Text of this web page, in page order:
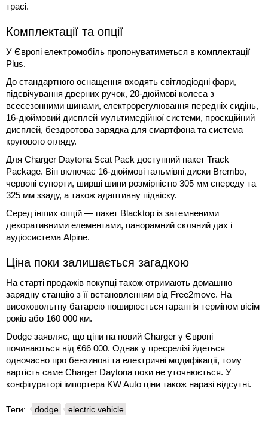
трасі.
Комплектації та опції
У Європі електромобіль пропонуватиметься в комплектації
Plus.
До стандартного оснащення входять світлодіодні фари,
підсвічування дверних ручок, 20-дюймові колеса з
всесезонними шинами, електрорегулювання передніх сидінь,
16-дюймовий дисплей мультимедійної системи, проєкційний
дисплей, бездротова зарядка для смартфона та система
кругового огляду.
Для Charger Daytona Scat Pack доступний пакет Track
Package. Він включає 16-дюймові гальмівні диски Brembo,
червоні супорти, ширші шини розмірністю 305 мм спереду та
325 мм ззаду, а також адаптивну підвіску.
Серед інших опцій — пакет Blacktop із затемненими
декоративними елементами, панорамний скляний дах і
аудіосистема Alpine.
Ціна поки залишається загадкою
На старті продажів покупці також отримають домашню
зарядну станцію з її встановленням від Free2move. На
високовольтну батарею поширюється гарантія терміном вісім
років або 160 000 км.
Dodge заявляє, що ціни на новий Charger у Європі
починаються від €66 000. Однак у пресрелізі йдеться
одночасно про бензинові та електричні модифікації, тому
вартість саме Charger Daytona поки не уточнюється. У
конфігураторі імпортера KW Auto ціни також наразі відсутні.
Теги: dodge electric vehicle